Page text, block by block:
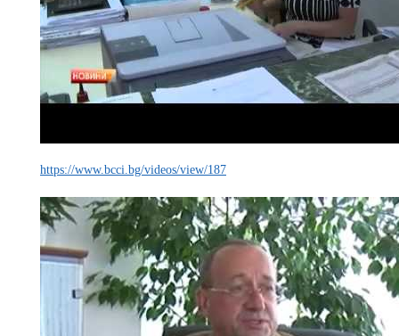
https://www.bcci.bg/videos/view/187